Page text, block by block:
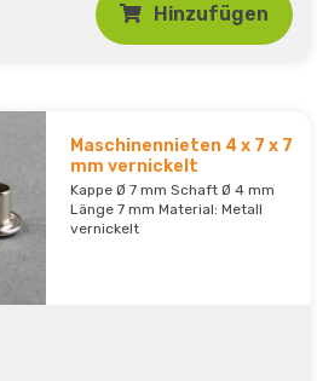
Hinzufügen
Maschinennieten 4 x 7 x 7
mm vernickelt
Kappe Ø 7 mm Schaft Ø 4 mm
Länge 7 mm Material: Metall
vernickelt